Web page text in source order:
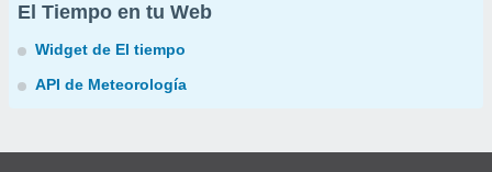
El Tiempo en tu Web
Widget de El tiempo
API de Meteorología